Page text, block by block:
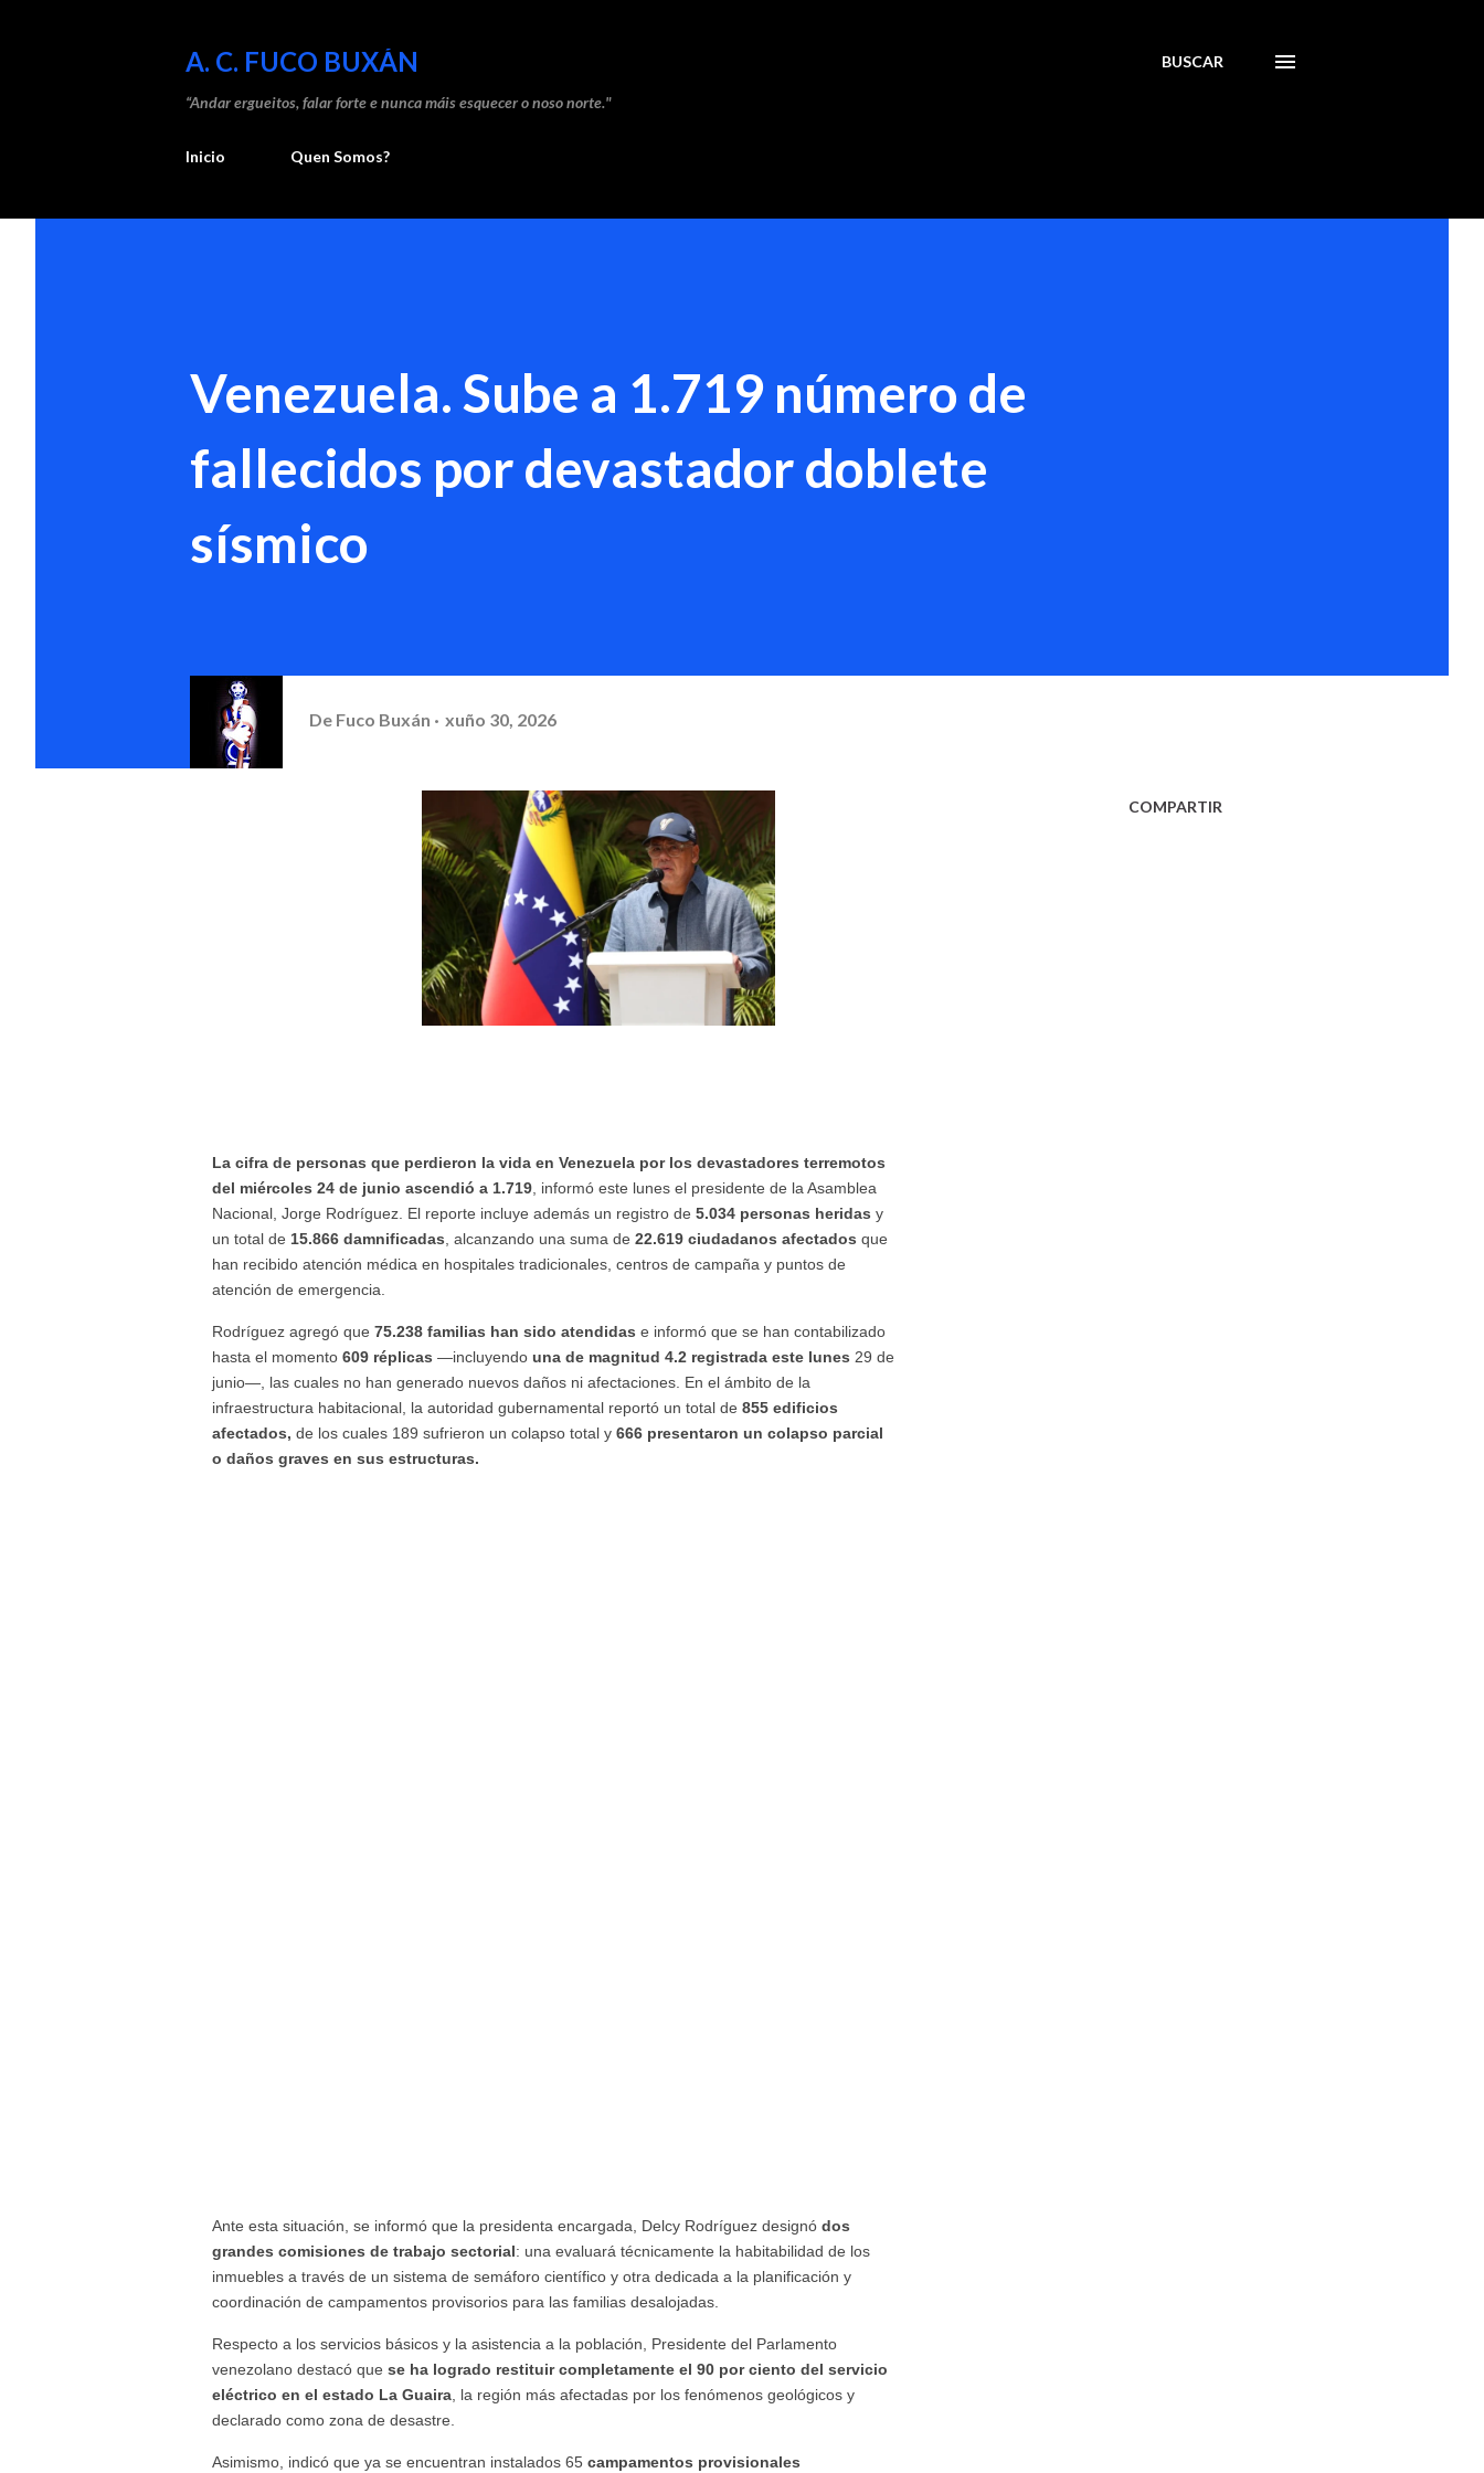
A. C. FUCO BUXÁN
“Andar ergueitos, falar forte e nunca máis esquecer o noso norte."
BUSCAR
Inicio Quen Somos?
Venezuela. Sube a 1.719 número de
fallecidos por devastador doblete
sísmico
De Fuco Buxán xuño 30, 2026
La cifra de personas que perdieron la vida en Venezuela por los devastadores terremotos
del miércoles 24 de junio ascendió a 1.719, informó este lunes el presidente de la Asamblea
Nacional, Jorge Rodríguez. El reporte incluye además un registro de 5.034 personas heridas y
un total de 15.866 damnificadas, alcanzando una suma de 22.619 ciudadanos afectados que
han recibido atención médica en hospitales tradicionales, centros de campaña y puntos de
atención de emergencia.
Rodríguez agregó que 75.238 familias han sido atendidas e informó que se han contabilizado
hasta el momento 609 réplicas —incluyendo una de magnitud 4.2 registrada este lunes 29 de
junio—, las cuales no han generado nuevos daños ni afectaciones. En el ámbito de la
infraestructura habitacional, la autoridad gubernamental reportó un total de 855 edificios
afectados, de los cuales 189 sufrieron un colapso total y 666 presentaron un colapso parcial
o daños graves en sus estructuras.
Ante esta situación, se informó que la presidenta encargada, Delcy Rodríguez designó dos
grandes comisiones de trabajo sectorial: una evaluará técnicamente la habitabilidad de los
inmuebles a través de un sistema de semáforo científico y otra dedicada a la planificación y
coordinación de campamentos provisorios para las familias desalojadas.
Respecto a los servicios básicos y la asistencia a la población, Presidente del Parlamento
venezolano destacó que se ha logrado restituir completamente el 90 por ciento del servicio
eléctrico en el estado La Guaira, la región más afectadas por los fenómenos geológicos y
declarado como zona de desastre.
Asimismo, indicó que ya se encuentran instalados 65campamentos provisionales
COMPARTIR